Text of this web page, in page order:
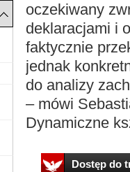
oczekiwany
deklaracjami i
faktycznie
jednak
do analizy
– mówi
Dynamiczne
Dostęp do